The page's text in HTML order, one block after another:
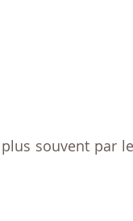
plus souvent par